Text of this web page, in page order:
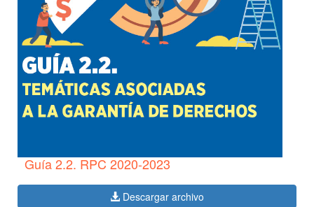
Guía 2.2. RPC 2020-2023
Descargar archivo